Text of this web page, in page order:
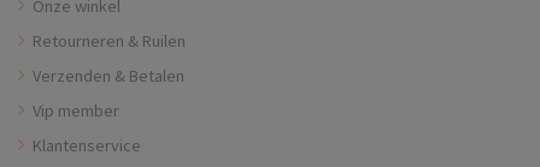
Onze winkel
Retourneren & Ruilen
Verzenden & Betalen
Vip member
Klantenservice